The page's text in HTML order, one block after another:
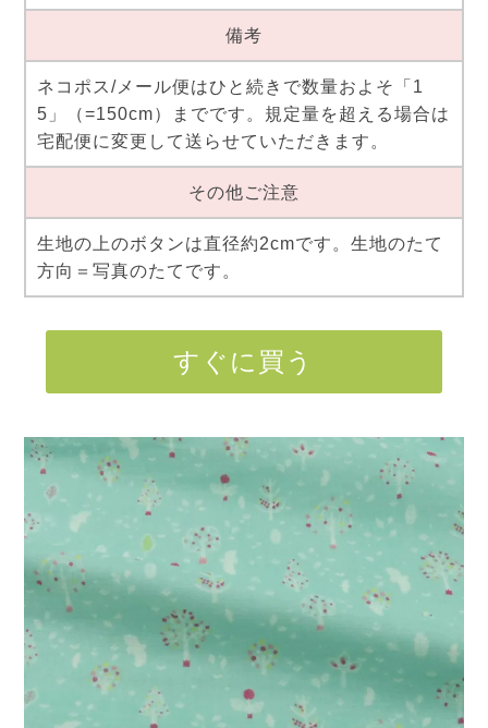
備考
ネコポス/メール便はひと続きで数量およそ「1
5」（=150cm）までです。規定量を超える場合は
宅配便に変更して送らせていただきます。
その他ご注意
生地の上のボタンは直径約2cmです。生地のたて
方向＝写真のたてです。
すぐに買う